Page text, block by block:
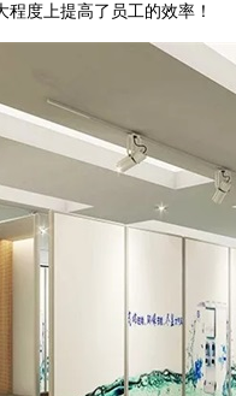
度上提高了员工的效率！